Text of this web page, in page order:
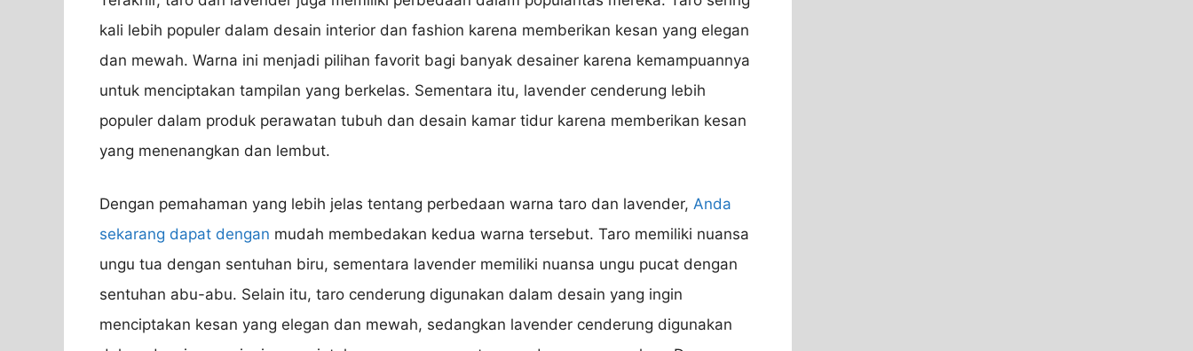
kali lebih populer dalam desain interior dan fashion karena memberikan kesan yang elegan
dan mewah. Warna ini menjadi pilihan favorit bagi banyak desainer karena kemampuannya
untuk menciptakan tampilan yang berkelas. Sementara itu, lavender cenderung lebih
populer dalam produk perawatan tubuh dan desain kamar tidur karena memberikan kesan
yang menenangkan dan lembut.
Dengan pemahaman yang lebih jelas tentang perbedaan warna taro dan lavender, Anda
sekarang dapat dengan mudah membedakan kedua warna tersebut. Taro memiliki nuansa
ungu tua dengan sentuhan biru, sementara lavender memiliki nuansa ungu pucat dengan
sentuhan abu-abu. Selain itu, taro cenderung digunakan dalam desain yang ingin
menciptakan kesan yang elegan dan mewah, sedangkan lavender cenderung digunakan